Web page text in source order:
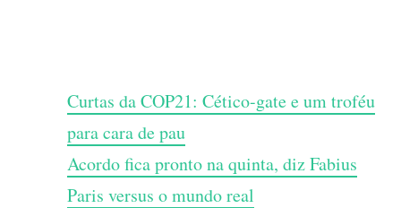
Curtas da COP21: Cético-gate e um troféu
para cara de pau
Acordo fica pronto na quinta, diz Fabius
Paris versus o mundo real